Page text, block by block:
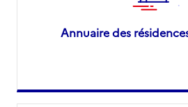
Annuaire des